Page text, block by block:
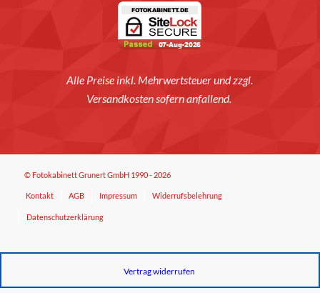
Alle Preise inkl. Mehrwertsteuer und zzgl.
Versandkosten sofern anfallend.
© Fotokabinett Grunert GmbH 1990 - 2026
Kontakt AGB Impressum Widerrufsbelehrung
Datenschutzerklärung
Vertrag widerrufen